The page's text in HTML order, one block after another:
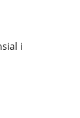
i